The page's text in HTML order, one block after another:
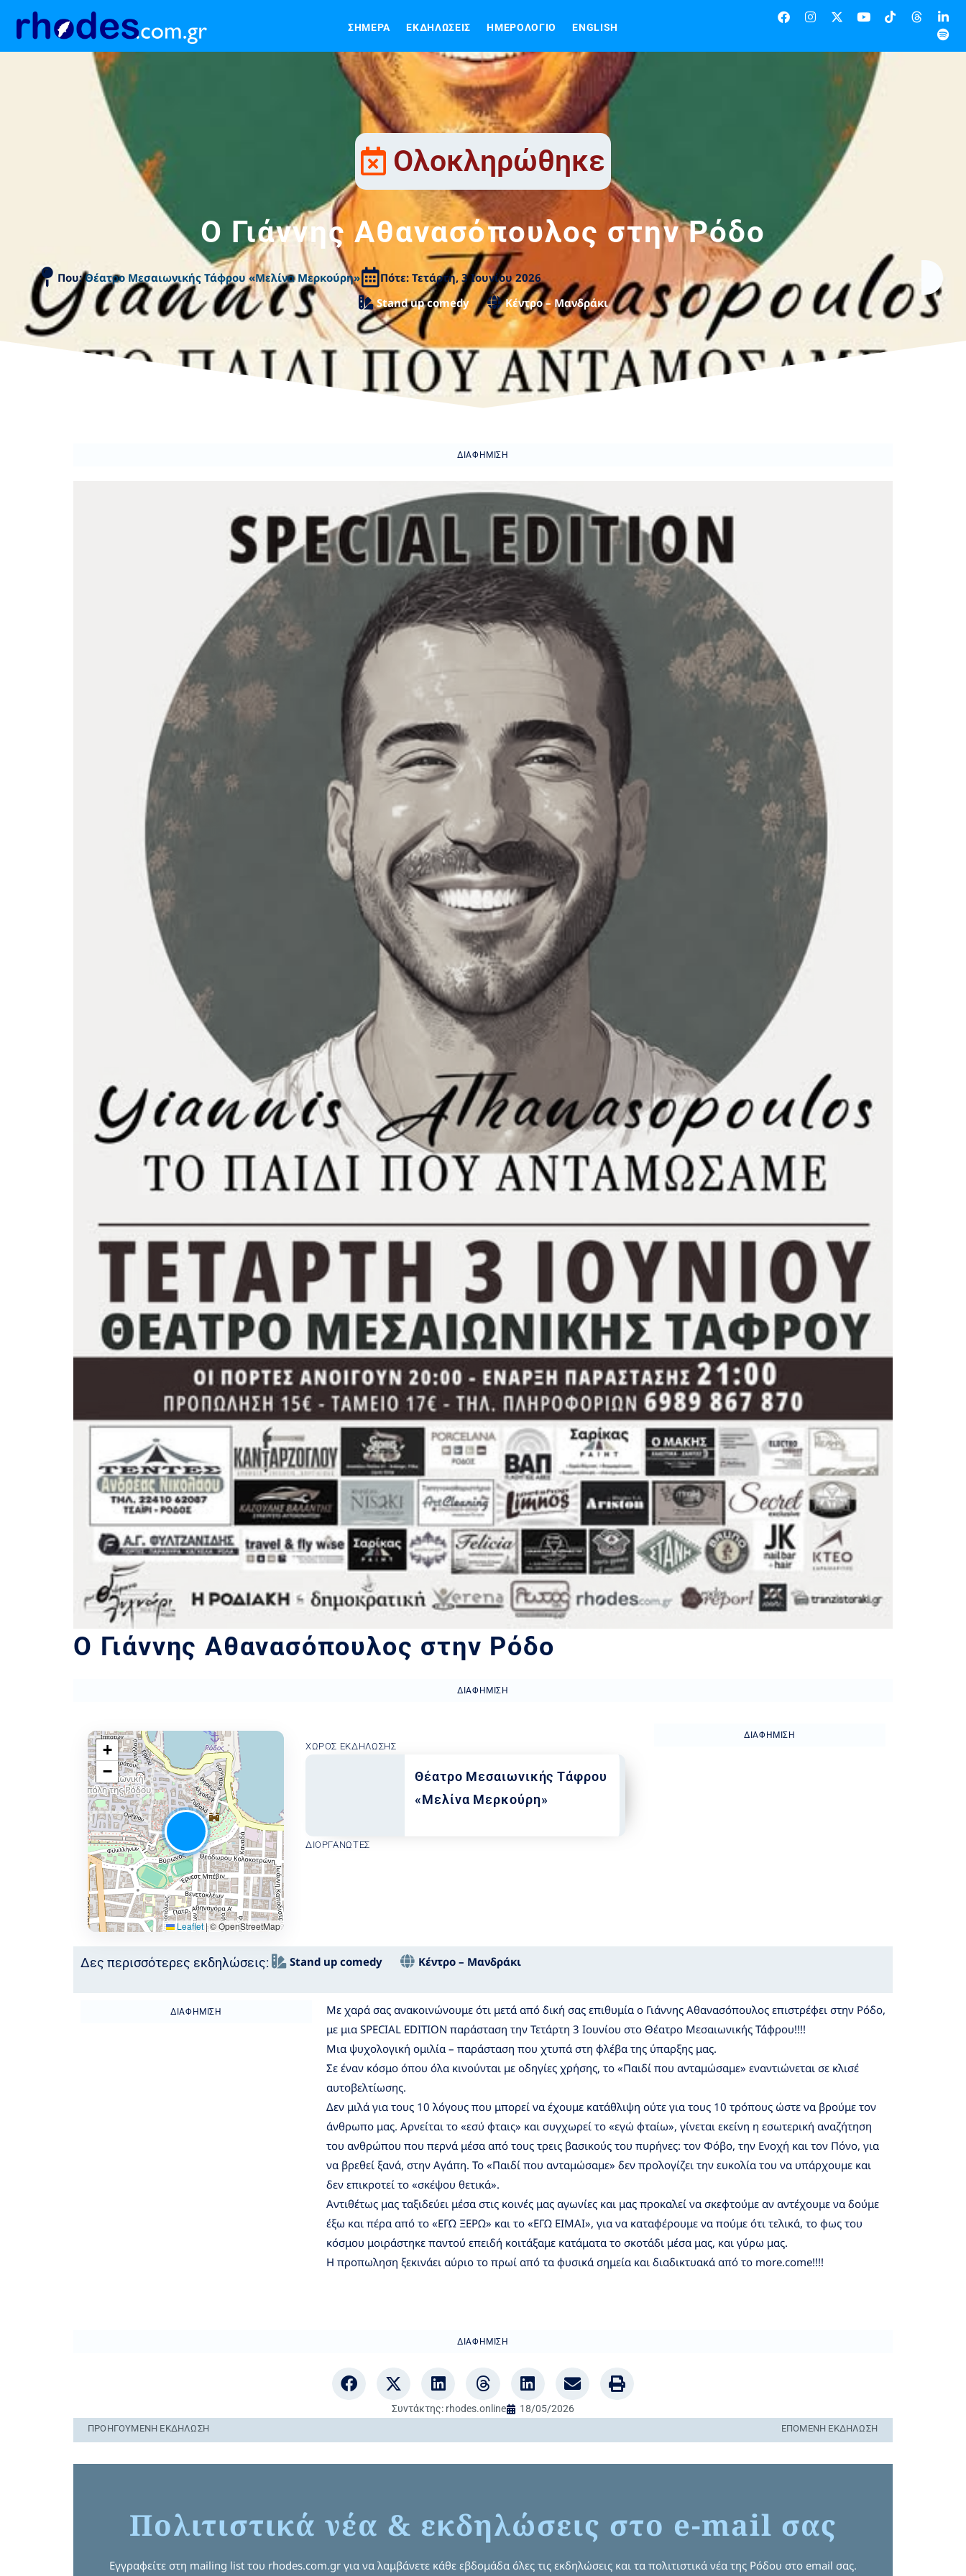
ΣΉΜΕΡΑ ΕΚΔΗΛΏΣΕΙΣ ΗΜΕΡΟΛΌΓΙΟ ENGLISH
Ολοκληρώθηκε
O Γιάννης Αθανασόπουλος στην Ρόδο
Που:Θέατρο Μεσαιωνικής Τάφρου «Μελίνα Μερκούρη»
Πότε: Τετάρτη, 3 Ιουνίου 2026
Stand up comedy
Κέντρο – Μανδράκι
ΔΙΑΦΉΜΙΣΗ
O Γιάννης Αθανασόπουλος στην Ρόδο
ΔΙΑΦΉΜΙΣΗ
+
−
Leaflet |© OpenStreetMap
ΧΏΡΟΣ ΕΚΔΉΛΩΣΗΣ
Θέατρο Μεσαιωνικής Τάφρου
«Μελίνα Μερκούρη»
ΔΙΟΡΓΑΝΩΤΈΣ
ΔΙΑΦΉΜΙΣΗ
Δες περισσότερες εκδηλώσεις: Stand up comedy Κέντρο – Μανδράκι
ΔΙΑΦΉΜΙΣΗ
Με χαρά σας ανακοινώνουμε ότι μετά από δική σας επιθυμία ο Γιάννης Αθανασόπουλος επιστρέφει στην Ρόδο,
με μια SPECIAL EDITION παράσταση την Τετάρτη 3 Ιουνίου στο Θέατρο Μεσαιωνικής Τάφρου!!!!
Μια ψυχολογική ομιλία – παράσταση που χτυπά στη φλέβα της ύπαρξης μας.
Σε έναν κόσμο όπου όλα κινούνται με οδηγίες χρήσης, το «Παιδί που ανταμώσαμε» εναντιώνεται σε κλισέ
αυτοβελτίωσης.
Δεν μιλά για τους 10 λόγους που μπορεί να έχουμε κατάθλιψη ούτε για τους 10 τρόπους ώστε να βρούμε τον
άνθρωπο μας. Αρνείται το «εσύ φταις» και συγχωρεί το «εγώ φταίω», γίνεται εκείνη η εσωτερική αναζήτηση
του ανθρώπου που περνά μέσα από τους τρεις βασικούς του πυρήνες: τον Φόβο, την Ενοχή και τον Πόνο, για
να βρεθεί ξανά, στην Αγάπη. Το «Παιδί που ανταμώσαμε» δεν προλογίζει την ευκολία του να υπάρχουμε και
δεν επικροτεί το «σκέψου θετικά».
Αντιθέτως μας ταξιδεύει μέσα στις κοινές μας αγωνίες και μας προκαλεί να σκεφτούμε αν αντέχουμε να δούμε
έξω και πέρα από το «ΕΓΩ ΞΕΡΩ» και το «ΕΓΩ ΕΙΜΑΙ», για να καταφέρουμε να πούμε ότι τελικά, το φως του
κόσμου μοιράστηκε παντού επειδή κοιτάξαμε κατάματα το σκοτάδι μέσα μας, και γύρω μας.
Η προπωληση ξεκινάει αύριο το πρωί από τα φυσικά σημεία και διαδικτυακά από το more.come!!!!
ΔΙΑΦΉΜΙΣΗ
Συντάκτης: rhodes.online 18/05/2026
ΠΡΟΗΓΟΎΜΕΝΗ ΕΚΔΉΛΩΣΗ ΕΠΌΜΕΝΗ ΕΚΔΉΛΩΣΗ
Πολιτιστικά νέα & εκδηλώσεις στο e-mail σας
Εγγραφείτε στη mailing list του rhodes.com.gr για να λαμβάνετε κάθε εβδομάδα όλες τις εκδηλώσεις και τα πολιτιστικά νέα της Ρόδου στο email σας.